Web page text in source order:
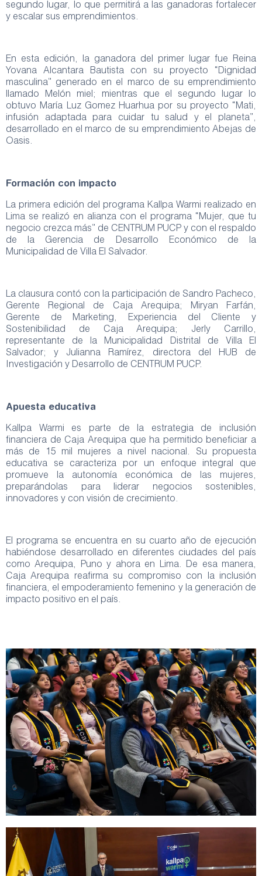
segundo lugar, lo que permitirá a las ganadoras fortalecer
y escalar sus emprendimientos.
En esta edición, la ganadora del primer lugar fue Reina
Yovana Alcantara Bautista con su proyecto “Dignidad
masculina” generado en el marco de su emprendimiento
llamado Melón miel; mientras que el segundo lugar lo
obtuvo María Luz Gomez Huarhua por su proyecto “Mati,
infusión adaptada para cuidar tu salud y el planeta”,
desarrollado en el marco de su emprendimiento Abejas de
Oasis.
Formación con impacto
La primera edición del programa Kallpa Warmi realizado en
Lima se realizó en alianza con el programa “Mujer, que tu
negocio crezca más” de CENTRUM PUCP y con el respaldo
de la Gerencia de Desarrollo Económico de la
Municipalidad de Villa El Salvador.
La clausura contó con la participación de Sandro Pacheco,
Gerente Regional de Caja Arequipa; Miryan Farfán,
Gerente de Marketing, Experiencia del Cliente y
Sostenibilidad de Caja Arequipa; Jerly Carrillo,
representante de la Municipalidad Distrital de Villa El
Salvador; y Julianna Ramírez, directora del HUB de
Investigación y Desarrollo de CENTRUM PUCP.
Apuesta educativa
Kallpa Warmi es parte de la estrategia de inclusión
financiera de Caja Arequipa que ha permitido beneficiar a
más de 15 mil mujeres a nivel nacional. Su propuesta
educativa se caracteriza por un enfoque integral que
promueve la autonomía económica de las mujeres,
preparándolas para liderar negocios sostenibles,
innovadores y con visión de crecimiento.
El programa se encuentra en su cuarto año de ejecución
habiéndose desarrollado en diferentes ciudades del país
como Arequipa, Puno y ahora en Lima. De esa manera,
Caja Arequipa reafirma su compromiso con la inclusión
financiera, el empoderamiento femenino y la generación de
impacto positivo en el país.